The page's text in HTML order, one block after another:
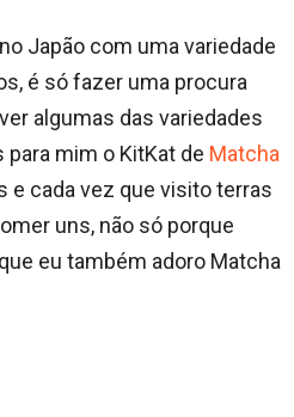
Japão com uma variedade
é só fazer uma procura
algumas das variedades
mim o KitKat de Matcha
e cada vez que visito terras
uns, não só porque
eu também adoro Matcha